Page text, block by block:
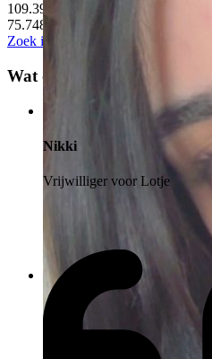
109.399
75.748
Zoek in jouw buurt
Wat onze leden zeggen
Nikki
Vrijwilliger voor Lotje